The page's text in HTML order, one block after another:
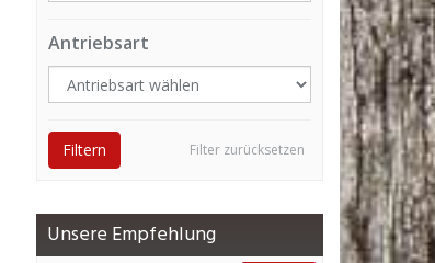
Antriebsart
Filter zurücksetzen
Filtern
Unsere Empfehlung